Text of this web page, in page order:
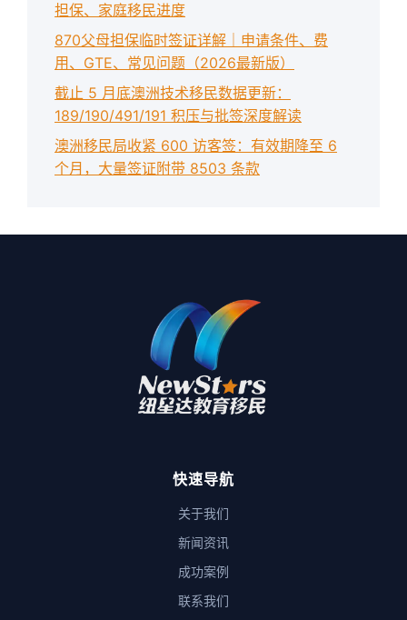
担保、家庭移民进度
870父母担保临时签证详解｜申请条件、费
用、GTE、常见问题（2026最新版）
截止 5 月底澳洲技术移民数据更新：
189/190/491/191 积压与批签深度解读
澳洲移民局收紧 600 访客签：有效期降至 6
个月，大量签证附带 8503 条款
快速导航
关于我们
新闻资讯
成功案例
联系我们